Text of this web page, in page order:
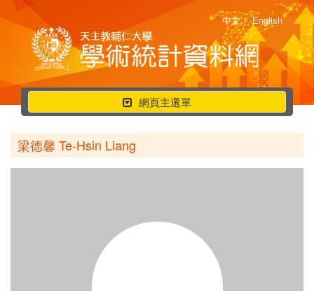
中文 | English
行
動
選
單
網頁主選單
梁德馨 Te-Hsin Liang